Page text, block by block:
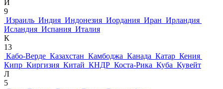
И
9
Израиль Индия Индонезия Иордания Иран Ирландия
Исландия Испания Италия
К
13
Кабо-Верде Казахстан Камбоджа Канада Катар Кения
Кипр Киргизия Китай КНДР Коста-Рика Куба Кувейт
Л
5